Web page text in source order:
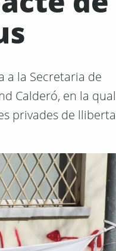
a la Secretaria de
Calderó, en la qual
privades de